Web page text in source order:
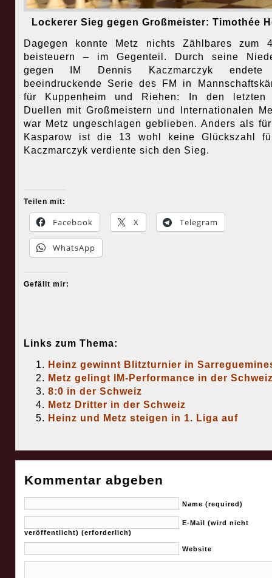
Lockerer Sieg gegen Großmeister: Timothée
Dagegen konnte Metz nichts Zählbares zum
beisteuern – im Gegenteil. Durch seine
gegen IM Dennis Kaczmarczyk endete
beeindruckende Serie des FM in
für Kuppenheim und Riehen: In den letzten
Duellen mit Großmeistern und Internationalen
war Metz ungeschlagen geblieben. Anders als
Kasparow ist die 13 wohl keine Glückszahl
Kaczmarczyk verdiente sich den Sieg.
Teilen mit:
Facebook X Telegram
WhatsApp
Gefällt mir:
Links zum Thema:
Heinz gewinnt Blitzturnier in
Metz gelingt IM-Performance in der
8:0 in der Schweiz
Metz Dritter in der Schweiz
Heinz und Metz steigen in 1. Liga auf
Kommentar abgeben
Name (required)
E-Mail (wird nicht
veröffentlicht) (erforderlich)
Website